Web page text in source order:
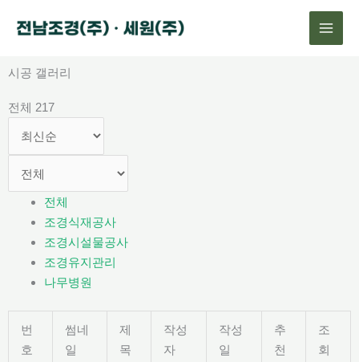
로
너
시공 갤러리
전체 217
전체
조경식재공사
조경시설물공사
조경유지관리
나무병원
번
호
썸네
일
제
목
작성
자
작성
일
추
천
조
회